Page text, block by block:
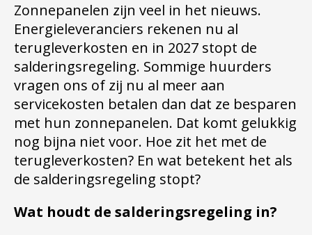
Zonnepanelen zijn veel in het nieuws.
Energieleveranciers rekenen nu al
terugleverkosten en in 2027 stopt de
salderingsregeling. Sommige huurders
vragen ons of zij nu al meer aan
servicekosten betalen dan dat ze besparen
met hun zonnepanelen. Dat komt gelukkig
nog bijna niet voor. Hoe zit het met de
terugleverkosten? En wat betekent het als
de salderingsregeling stopt?
Wat houdt de salderingsregeling in?